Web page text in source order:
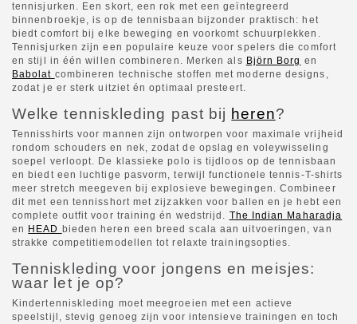
tennisjurken. Een skort, een rok met een geïntegreerd
binnenbroekje, is op de tennisbaan bijzonder praktisch: het
biedt comfort bij elke beweging en voorkomt schuurplekken.
Tennisjurken zijn een populaire keuze voor spelers die comfort
en stijl in één willen combineren. Merken als Björn Borg en
Babolat combineren technische stoffen met moderne designs,
zodat je er sterk uitziet én optimaal presteert.
Welke tenniskleding past bij heren?
Tennisshirts voor mannen zijn ontworpen voor maximale vrijheid
rondom schouders en nek, zodat de opslag en voleywisseling
soepel verloopt. De klassieke polo is tijdloos op de tennisbaan
en biedt een luchtige pasvorm, terwijl functionele tennis-T-shirts
meer stretch meegeven bij explosieve bewegingen. Combineer
dit met een tennisshort met zijzakken voor ballen en je hebt een
complete outfit voor training én wedstrijd. The Indian Maharadja
en HEAD bieden heren een breed scala aan uitvoeringen, van
strakke competitiemodellen tot relaxte trainingsopties.
Tenniskleding voor jongens en meisjes:
waar let je op?
Kindertenniskleding moet meegroeien met een actieve
speelstijl, stevig genoeg zijn voor intensieve trainingen en toch